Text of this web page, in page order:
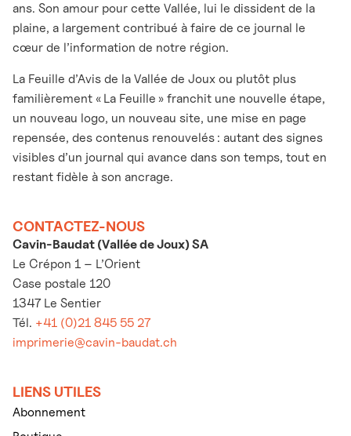
ans. Son amour pour cette Vallée, lui le dissident de la
plaine, a largement contribué à faire de ce journal le
cœur de l’information de notre région.
La Feuille d’Avis de la Vallée de Joux ou plutôt plus
familièrement « La Feuille » franchit une nouvelle étape,
un nouveau logo, un nouveau site, une mise en page
repensée, des contenus renouvelés : autant des signes
visibles d’un journal qui avance dans son temps, tout en
restant fidèle à son ancrage.
CONTACTEZ-NOUS
Cavin-Baudat (Vallée de Joux) SA
Le Crépon 1 – L’Orient
Case postale 120
1347 Le Sentier
Tél. +41 (0)21 845 55 27
imprimerie@cavin-baudat.ch
LIENS UTILES
Abonnement